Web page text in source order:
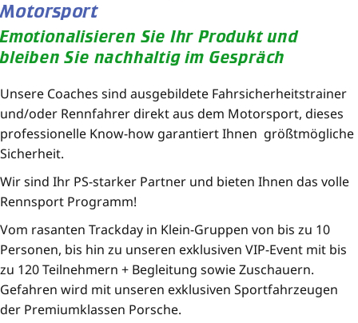
Motorsport
Emotionalisieren Sie Ihr Produkt und
bleiben Sie nachhaltig im Gespräch
Unsere Coaches sind ausgebildete Fahrsicherheitstrainer
und/oder Rennfahrer direkt aus dem Motorsport, dieses
professionelle Know-how garantiert Ihnen größtmögliche
Sicherheit.
Wir sind Ihr PS-starker Partner und bieten Ihnen das volle
Rennsport Programm!
Vom rasanten Trackday in Klein-Gruppen von bis zu 10
Personen, bis hin zu unseren exklusiven VIP-Event mit bis
zu 120 Teilnehmern + Begleitung sowie Zuschauern.
Gefahren wird mit unseren exklusiven Sportfahrzeugen
der Premiumklassen Porsche.